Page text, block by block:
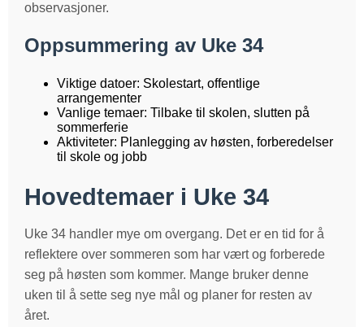
observasjoner.
Oppsummering av Uke 34
Viktige datoer: Skolestart, offentlige
arrangementer
Vanlige temaer: Tilbake til skolen, slutten på
sommerferie
Aktiviteter: Planlegging av høsten, forberedelser
til skole og jobb
Hovedtemaer i Uke 34
Uke 34 handler mye om overgang. Det er en tid for å
reflektere over sommeren som har vært og forberede
seg på høsten som kommer. Mange bruker denne
uken til å sette seg nye mål og planer for resten av
året.